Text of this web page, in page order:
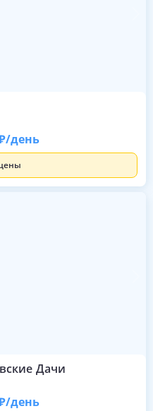
/день
Дачи
/день